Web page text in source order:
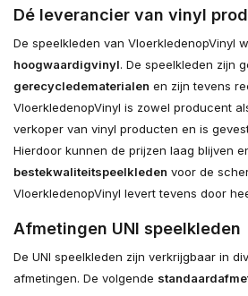
Dé leverancier van vinyl
De speelkleden van VloerkledenopVinyl
hoogwaardigvinyl. De speelkleden zijn
gerecycledematerialen en zijn tevens
VloerkledenopVinyl is zowel producent
verkoper van vinyl producten en is
Hierdoor kunnen de prijzen laag blijven
bestekwaliteitspeelkleden voor de
VloerkledenopVinyl levert tevens door
Afmetingen UNI speelkleden
De UNI speelkleden zijn verkrijgbaar in
afmetingen. De volgende